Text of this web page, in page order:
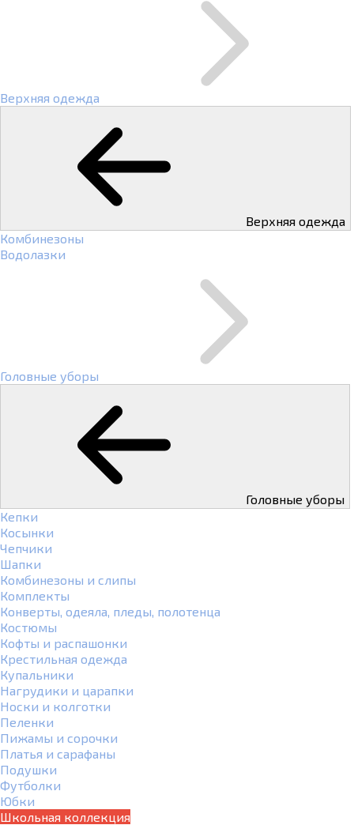
Верхняя одежда
Верхняя одежда
Комбинезоны
Водолазки
Головные уборы
Головные уборы
Кепки
Косынки
Чепчики
Шапки
Комбинезоны и слипы
Комплекты
Конверты, одеяла, пледы, полотенца
Костюмы
Кофты и распашонки
Крестильная одежда
Купальники
Нагрудики и царапки
Носки и колготки
Пеленки
Пижамы и сорочки
Платья и сарафаны
Подушки
Футболки
Юбки
Школьная коллекция